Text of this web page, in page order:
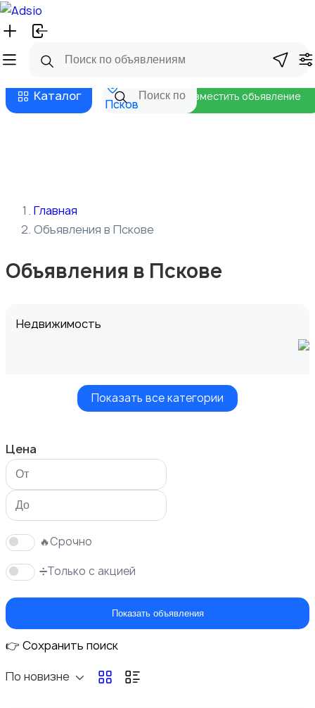
Русский
Бизнес тарифы
Каталог
Псков
Разместить объявление
Главная
Объявления в Пскове
Объявления в Пскове
Недвижимость
Вакансии
Показать все категории
Цена
🔥Срочно
➗Только с акцией
Показать объявления
👉 Сохранить поиск
По новизне